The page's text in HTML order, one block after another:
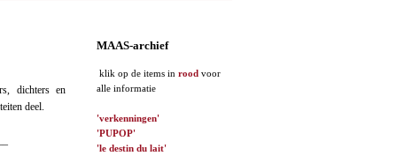
dichters en
deel.
MAAS-archief
klik op de items in rood voor
alle informatie
'verkenningen'
'PUPOP'
'le destin du lait'